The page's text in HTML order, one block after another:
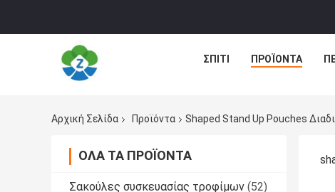
ΣΠΊΤΙ ΠΡΟΪΌΝΤΑ
Αρχική Σελίδα Προϊόντα Shaped Stand Up Pouches
ΌΛΑ ΤΑ ΠΡΟΪΌΝΤΑ
Σακούλες συσκευασίας τροφίμων (52)